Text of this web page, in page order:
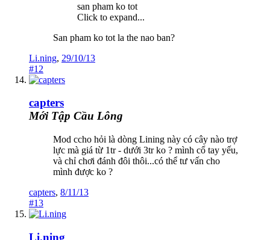
san pham ko tot
Click to expand...
San pham ko tot la the nao ban?
Li.ning, 29/10/13
#12
capters
Mới Tập Cầu Lông
Mod ccho hỏi là dòng Lining này có cây nào trợ
lực mà giá từ 1tr - dưới 3tr ko ? mình cổ tay yếu,
và chỉ chơi đánh đôi thôi...có thể tư vấn cho
mình được ko ?
capters, 8/11/13
#13
Li.ning